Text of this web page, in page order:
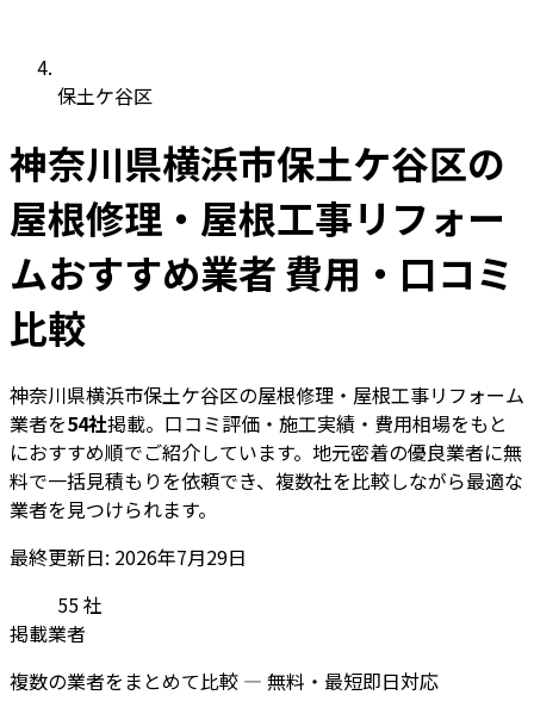
保土ケ谷区
神奈川県横浜市保土ケ谷区の
屋根修理・屋根工事リフォー
ムおすすめ業者 費用・口コミ
比較
神奈川県横浜市保土ケ谷区の屋根修理・屋根工事リフォーム
業者を54社掲載。口コミ評価・施工実績・費用相場をもと
におすすめ順でご紹介しています。地元密着の優良業者に無
料で一括見積もりを依頼でき、複数社を比較しながら最適な
業者を見つけられます。
最終更新日: 2026年7月29日
55社
掲載業者
複数の業者をまとめて比較 — 無料・最短即日対応